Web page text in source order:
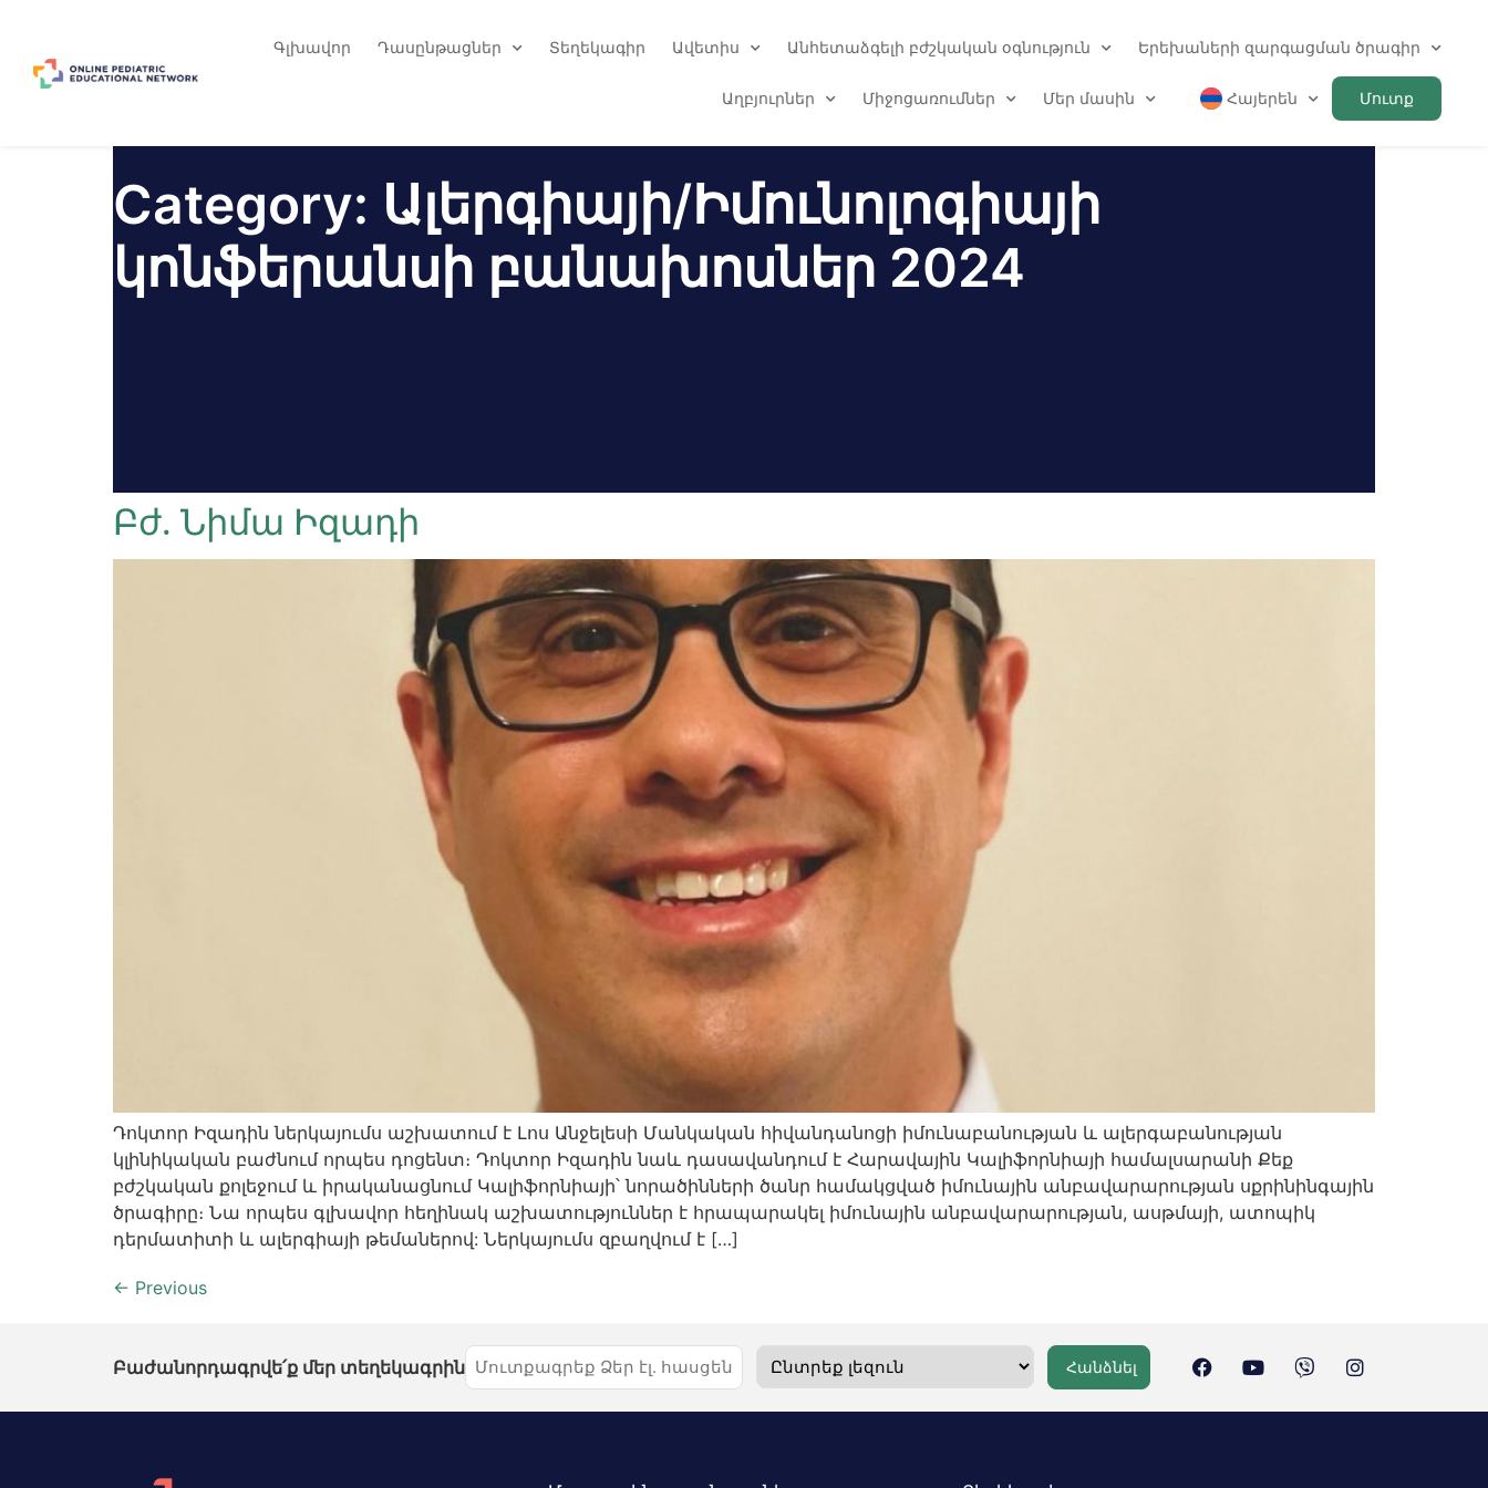
Գլխավոր Դասընթացներ Տեղեկագիր Ավետիս Անհետաձգելի բժշկական օգնություն Երեխաների զարգացման ծրագիր
Աղբյուրներ Միջոցառումներ Մեր մասին Մուտք
Հայերեն
Category: Ալերգիայի/Իմունոլոգիայի
կոնֆերանսի բանախոսներ 2024
Բժ. Նիմա Իզադի
Դոկտոր Իզադին ներկայումս աշխատում է Լոս Անջելեսի Մանկական հիվանդանոցի իմունաբանության և ալերգաբանության
կլինիկական բաժնում որպես դոցենտ։ Դոկտոր Իզադին նաև դասավանդում է Հարավային Կալիֆորնիայի համալսարանի Քեք
բժշկական քոլեջում և իրականացնում Կալիֆորնիայի՝ նորածինների ծանր համակցված իմունային անբավարարության սքրինինգային
ծրագիրը։ Նա որպես գլխավոր հեղինակ աշխատություններ է հրապարակել իմունային անբավարարության, ասթմայի, ատոպիկ
դերմատիտի և ալերգիայի թեմաներով: Ներկայումս զբաղվում է […]
← Previous
Բաժանորդագրվե՛ք մեր տեղեկագրին Հանձնել